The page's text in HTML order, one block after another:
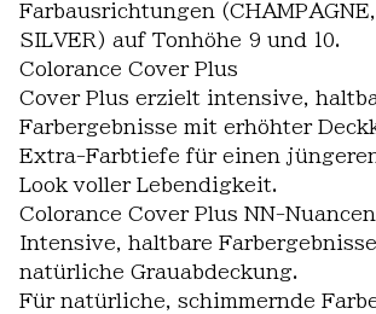
Farbausrichtungen (CHAMPAGNE,
SILVER) auf Tonhöhe 9 und 10.
Colorance Cover Plus
Cover Plus erzielt intensive,
Farbergebnisse mit erhöhter
Extra-Farbtiefe für einen
Look voller Lebendigkeit.
Colorance Cover Plus NN-Nuancen
Intensive, haltbare
natürliche Grauabdeckung.
Für natürliche, schimmernde